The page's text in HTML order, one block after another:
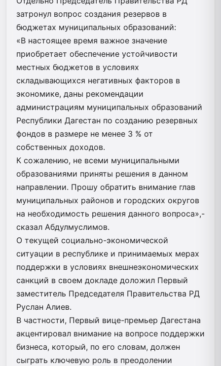
затронул вопрос создания резервов в
бюджетах муниципальных образований:
«В настоящее время важное значение
приобретает обеспечение устойчивости
местных бюджетов в условиях
складывающихся негативных факторов в
экономике, даны рекомендации
администрациям муниципальных образований
Республики Дагестан по созданию резервных
фондов в размере не менее 3 % от
собственных доходов.
К сожалению, не всеми муниципальными
образованиями приняты решения в данном
направлении. Прошу обратить внимание глав
муниципальных районов и городских округов
на необходимость решения данного вопроса»,-
сказал Абдулмуслимов.
О текущей социально-экономической
ситуации в республике и принимаемых мерах
поддержки в условиях внешнеэкономических
санкций в своем докладе доложил Первый
заместитель Председателя Правительства РД
Руслан Алиев.
В частности, Первый вице-премьер Дагестана
акцентировал внимание на вопросе поддержки
бизнеса, который, по его словам, должен
сыграть ключевую роль в преодолении